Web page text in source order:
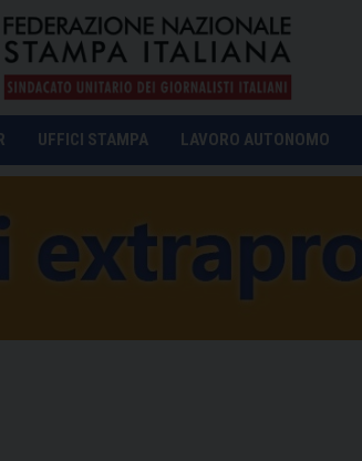
UFFICI STAMPA LAVORO AUTONOMO